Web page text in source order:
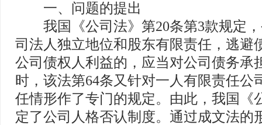
一、问题的提出
我国《公司法》第20条第3款规定，
司法人独立地位和股东有限责任，逃避
公司债权人利益的，应当对公司债务承
时，该法第64条又针对一人有限责任公
任情形作了专门的规定。由此，我国《
定了公司人格否认制度。通过成文法的